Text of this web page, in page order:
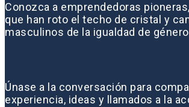
Conozca a emprendedoras
que han roto el techo de cristal y
masculinos de la igualdad de género
Únase a la conversación para
experiencia, ideas y llamados a la